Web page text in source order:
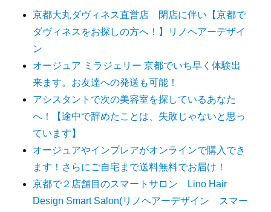
京都大丸ダヴィネス直営店 閉店に伴い【京都で
ダヴィネスをお探しの方へ！】リノヘアーデザイ
ン
オージュア ミラジェリー 京都でいち早く体験出
来ます。お友達への発送も可能！
アシスタントで次の美容室を探しているあなた
へ！【途中で辞めたことは、失敗じゃないと思っ
ています】
オージュアやインプレアがオンラインで購入でき
ます！さらにご自宅まで送料無料でお届け！
京都で２店舗目のスマートサロン Lino Hair
Design Smart Salon(リノヘアーデザイン スマー